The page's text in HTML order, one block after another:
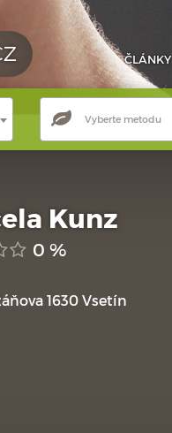
ČLÁNKY
Vyberte metodu
Kunz
0 %
1630 Vsetín